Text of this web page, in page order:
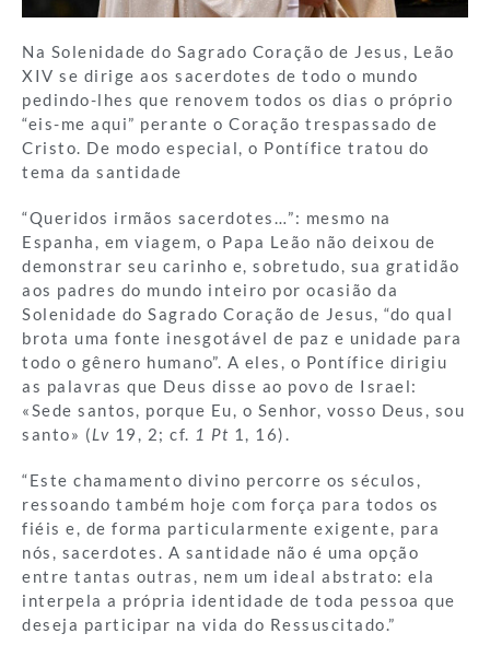
Na Solenidade do Sagrado Coração de Jesus, Leão
XIV se dirige aos sacerdotes de todo o mundo
pedindo-lhes que renovem todos os dias o próprio
“eis-me aqui” perante o Coração trespassado de
Cristo. De modo especial, o Pontífice tratou do
tema da santidade
“Queridos irmãos sacerdotes…”: mesmo na
Espanha, em viagem, o Papa Leão não deixou de
demonstrar seu carinho e, sobretudo, sua gratidão
aos padres do mundo inteiro por ocasião da
Solenidade do Sagrado Coração de Jesus, “do qual
brota uma fonte inesgotável de paz e unidade para
todo o gênero humano”. A eles, o Pontífice dirigiu
as palavras que Deus disse ao povo de Israel:
«Sede santos, porque Eu, o Senhor, vosso Deus, sou
santo» (Lv 19, 2; cf. 1 Pt 1, 16).
“Este chamamento divino percorre os séculos,
ressoando também hoje com força para todos os
fiéis e, de forma particularmente exigente, para
nós, sacerdotes. A santidade não é uma opção
entre tantas outras, nem um ideal abstrato: ela
interpela a própria identidade de toda pessoa que
deseja participar na vida do Ressuscitado.”